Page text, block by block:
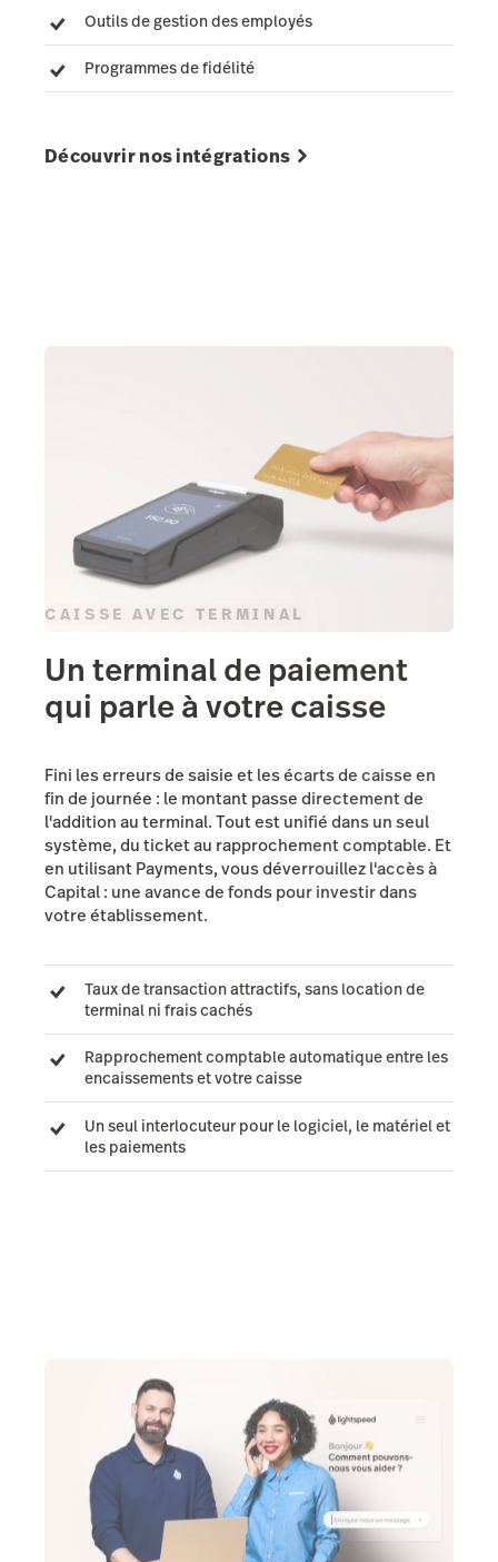
Outils de gestion des employés
Programmes de fidélité
Découvrir nos intégrations
CAISSE AVEC TERMINAL
Un terminal de paiement
qui parle à votre caisse
Fini les erreurs de saisie et les écarts de caisse en
fin de journée : le montant passe directement de
l'addition au terminal. Tout est unifié dans un seul
système, du ticket au rapprochement comptable. Et
en utilisant Payments, vous déverrouillez l'accès à
Capital : une avance de fonds pour investir dans
votre établissement.
Taux de transaction attractifs, sans location de
terminal ni frais cachés
Rapprochement comptable automatique entre les
encaissements et votre caisse
Un seul interlocuteur pour le logiciel, le matériel et
les paiements